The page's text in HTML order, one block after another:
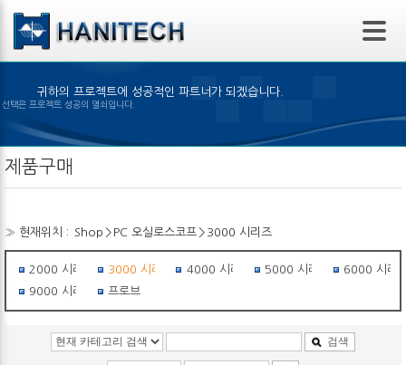
본문 바로가기
귀하의 프로젝트에 성공적인 파트너가 되겠습니다.
은 제품의 선택은 프로젝트 성공의 열쇠입니다.
제품구매
» 현재위치 : Shop > PC 오실로스코프 > 3000 시리즈
2000 시리즈 3000 시리즈 4000 시리즈 5000 시리즈
6000 시리
9000 시리즈
프로브
검색